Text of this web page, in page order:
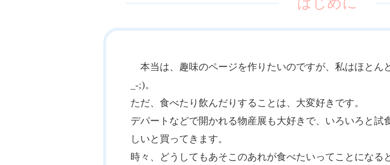
本当は、趣味のページを作りたいのですが、私はほ
_-;)。
ただ、食べたり飲んだりすることは、大変好きです。
デパートなどで開かれる物産展も大好きで、いろいろと試
しいと買ってきます。
時々、どうしてもあそこのあれが食べたいってことになる